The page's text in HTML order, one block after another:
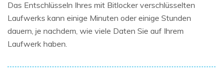
Das Entschlüsseln Ihres mit Bitlocker verschlüsselten
Laufwerks kann einige Minuten oder einige Stunden
dauern, je nachdem, wie viele Daten Sie auf Ihrem
Laufwerk haben.